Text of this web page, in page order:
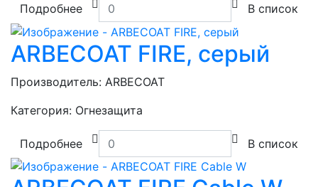
Подробнее В список
ARBECOAT FIRE, серый
Производитель: ARBECOAT
Категория: Огнезащита
Подробнее В список